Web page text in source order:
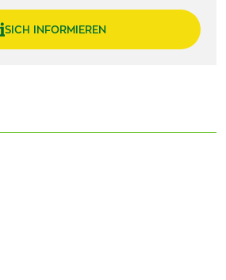
SICH INFORMIEREN